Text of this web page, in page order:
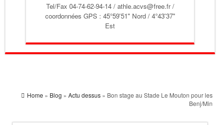
Tel/Fax 04-74-62-94-14 / athle.acvs@free.fr /
coordonnées GPS : 45°59'51" Nord / 4°43'37"
Est
Home » Blog » Actu dessus » Bon stage au Stade Le Mouton pour les
Benj/Min